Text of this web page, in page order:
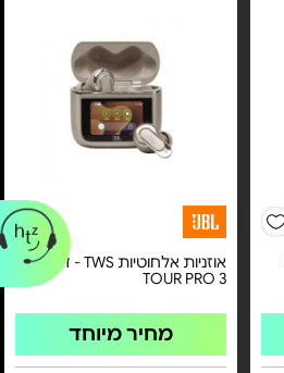
אוזניות אלחוטיות TWS - דגם
TOUR PRO 3
מחיר מיוחד